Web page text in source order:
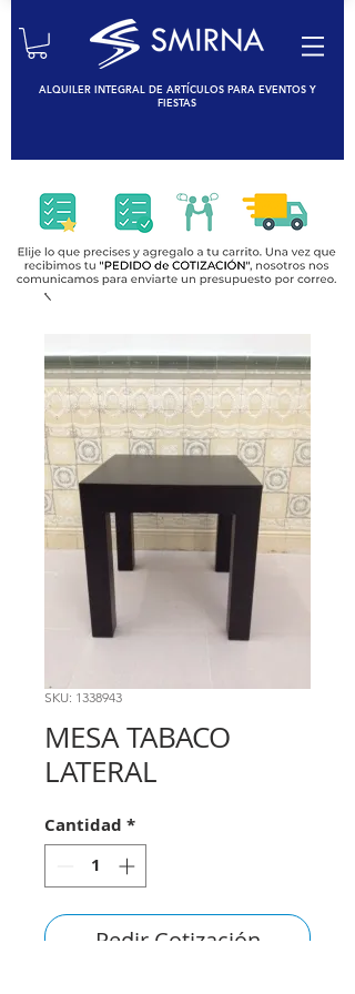
ALQUILER INTEGRAL DE ARTÍCULOS PARA EVENTOS Y
FIESTAS
SKU: 1338943
MESA TABACO
LATERAL
Cantidad *
Pedir Cotización